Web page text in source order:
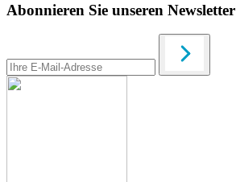
Abonnieren Sie unseren Newsletter